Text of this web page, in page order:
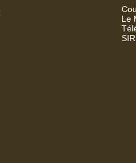
Le